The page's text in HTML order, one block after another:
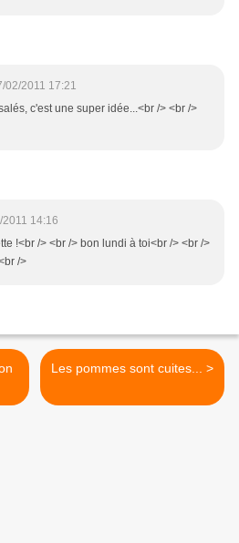
02/2011 17:21
c'est une super idée...<br /> <br />
14:16
!<br /> <br /> bon lundi à toi<br /> <br />
/>
Les pommes sont cuites... >